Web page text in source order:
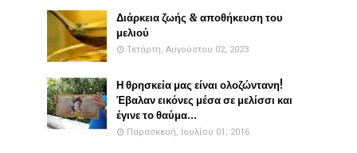
Διάρκεια ζωής & αποθήκευση του
μελιού
Τετάρτη, Αυγούστου 02, 2023
Η θρησκεία μας είναι ολοζώντανη!
Έβαλαν εικόνες μέσα σε μελίσσι και
έγινε το θαύμα...
Παρασκευή, Ιουλίου 01, 2016